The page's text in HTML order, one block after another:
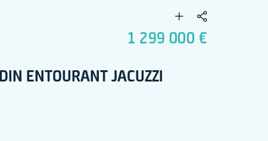
1 299 000 €
ENTOURANT JACUZZI